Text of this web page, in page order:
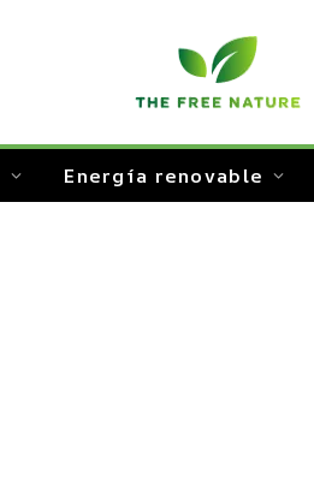
Energía renovable